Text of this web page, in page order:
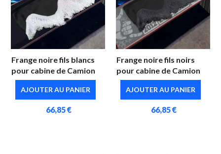
Frange noire fils blancs
pour cabine de Camion
AJOUTER AU PANIER
66,85 €
Frange noire fils noirs
pour cabine de Camion
AJOUTER AU PANIER
66,85 €